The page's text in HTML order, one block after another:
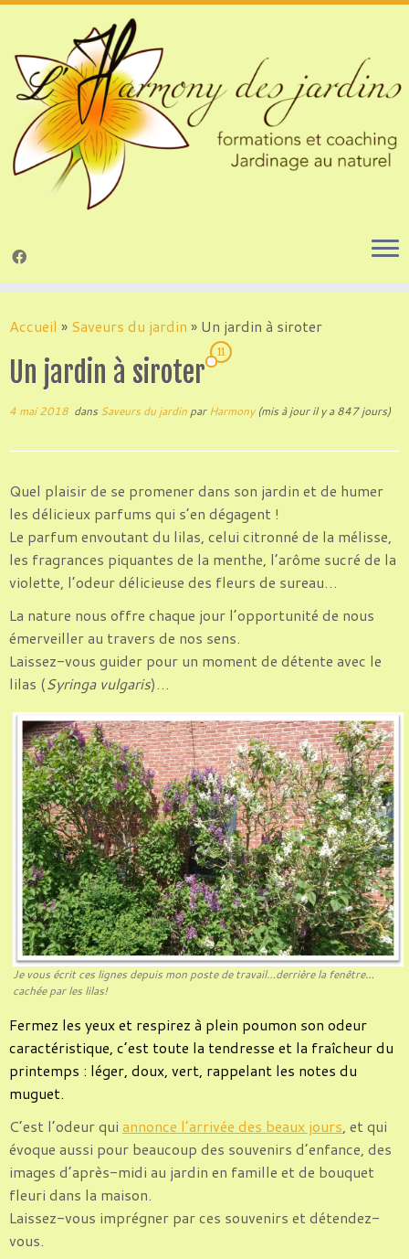
auAccueil » Saveurs du jardin » Un jardin à siroter
Un jardin à siroter
11
4 mai 2018 dans Saveurs du jardin parHarmony(mis à jour il y a 847 jours)
Quel plaisir de se promener dans son jardin et de humer
les délicieux parfums qui s’en dégagent !
Le parfum envoutant du lilas, celui citronné de la mélisse,
les fragrances piquantes de la menthe, l’arôme sucré de la
violette, l’odeur délicieuse des fleurs de sureau…
La nature nous offre chaque jour l’opportunité de nous
émerveiller au travers de nos sens.
Laissez-vous guider pour un moment de détente avec le
lilas (Syringa vulgaris)…
Je vous écrit ces lignes depuis mon poste de travail…derrière la fenêtre…
cachée par les lilas!
Fermez les yeux et respirez à plein poumon son odeur
caractéristique, c’est toute la tendresse et la fraîcheur du
printemps : léger, doux, vert, rappelant les notes du
muguet.
C’est l’odeur qui annonce l’arrivée des beaux jours , et qui
évoque aussi pour beaucoup des souvenirs d’enfance, des
images d’après-midi au jardin en famille et de bouquet
fleuri dans la maison.
Laissez-vous imprégner par ces souvenirs et détendez-
vous.